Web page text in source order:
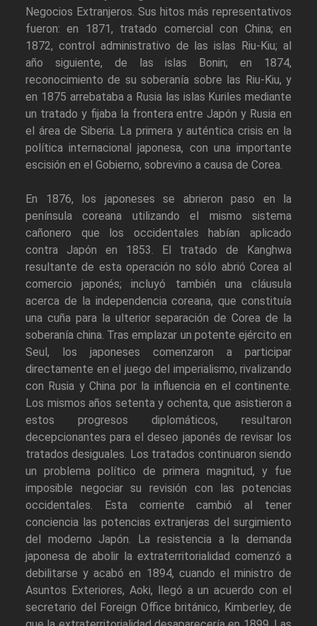
Negocios Extranjeros. Sus hitos más representativos
fueron: en 1871, tratado comercial con China; en
1872, control administrativo de las islas Riu-Kiu; al
año siguiente, de las islas Bonin; en 1874,
reconocimiento de su soberanía sobre las Riu-Kiu, y
en 1875 arrebataba a Rusia las islas Kuriles mediante
un tratado y fijaba la frontera entre Japón y Rusia en
el área de Siberia. La primera y auténtica crisis en la
política internacional japonesa, con una importante
escisión en el Gobierno, sobrevino a causa de Corea.
En 1876, los japoneses se abrieron paso en la
península coreana utilizando el mismo sistema
cañonero que los occidentales habían aplicado
contra Japón en 1853. El tratado de Kanghwa
resultante de esta operación no sólo abrió Corea al
comercio japonés; incluyó también una cláusula
acerca de la independencia coreana, que constituía
una cuña para la ulterior separación de Corea de la
soberanía china. Tras emplazar un potente ejército en
Seul, los japoneses comenzaron a participar
directamente en el juego del imperialismo, rivalizando
con Rusia y China por la influencia en el continente.
Los mismos años setenta y ochenta, que asistieron a
estos progresos diplomáticos, resultaron
decepcionantes para el deseo japonés de revisar los
tratados desiguales. Los tratados continuaron siendo
un problema político de primera magnitud, y fue
imposible negociar su revisión con las potencias
occidentales. Esta corriente cambió al tener
conciencia las potencias extranjeras del surgimiento
del moderno Japón. La resistencia a la demanda
japonesa de abolir la extraterritorialidad comenzó a
debilitarse y acabó en 1894, cuando el ministro de
Asuntos Exteriores, Aoki, llegó a un acuerdo con el
secretario del Foreign Office británico, Kimberley, de